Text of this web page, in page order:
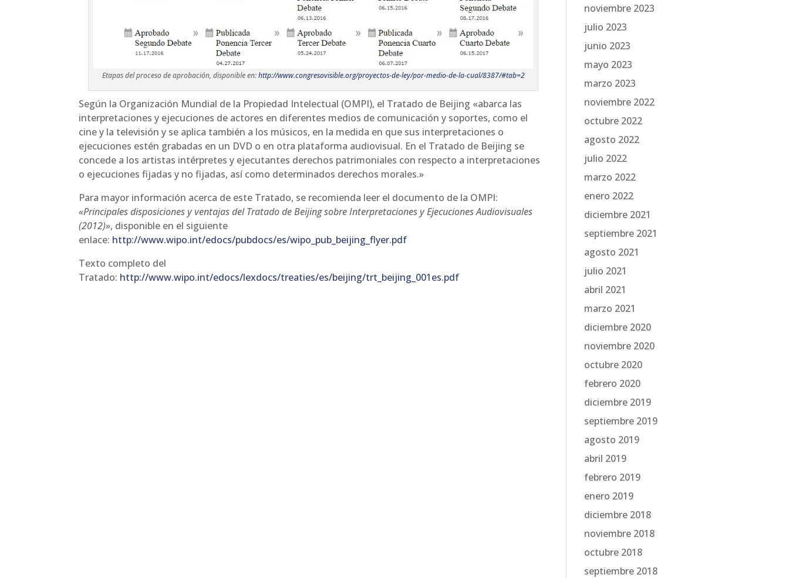
Etapas del proceso de aprobación, disponible en:http://www.congresovisible.org/proyectos-de-ley/por-medio-de-la-cual/8387/#tab=2
Según la Organización Mundial de la Propiedad Intelectual (OMPI), el Tratado de Beijing «abarca las
interpretaciones y ejecuciones de actores en diferentes medios de comunicación y soportes, como el
cine y la televisión y se aplica también a los músicos, en la medida en que sus interpretaciones o
ejecuciones estén grabadas en un DVD o en otra plataforma audiovisual. En el Tratado de Beijing se
concede a los artistas intérpretes y ejecutantes derechos patrimoniales con respecto a interpretaciones
o ejecuciones fijadas y no fijadas, así como determinados derechos morales.»
Para mayor información acerca de este Tratado, se recomienda leer el documento de la OMPI:
«Principales disposiciones y ventajas del Tratado de Beijing sobre Interpretaciones y Ejecuciones Audiovisuales
(2012)», disponible en el siguiente
enlace: http://www.wipo.int/edocs/pubdocs/es/wipo_pub_beijing_flyer.pdf
Texto completo del
Tratado: http://www.wipo.int/edocs/lexdocs/treaties/es/beijing/trt_beijing_001es.pdf
noviembre 2023
julio 2023
junio 2023
mayo 2023
marzo 2023
noviembre 2022
octubre 2022
agosto 2022
julio 2022
marzo 2022
enero 2022
diciembre 2021
septiembre 2021
agosto 2021
julio 2021
abril 2021
marzo 2021
diciembre 2020
noviembre 2020
octubre 2020
febrero 2020
diciembre 2019
septiembre 2019
agosto 2019
abril 2019
febrero 2019
enero 2019
diciembre 2018
noviembre 2018
octubre 2018
septiembre 2018